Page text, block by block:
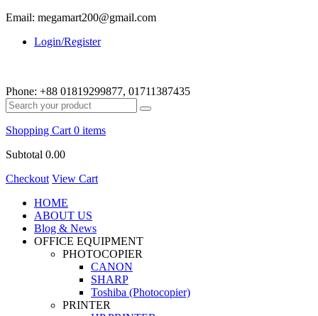
Email: megamart200@gmail.com
Login/Register
Phone: +88 01819299877, 01711387435
Shopping Cart 0 items
Subtotal 0.00
Checkout View Cart
HOME
ABOUT US
Blog & News
OFFICE EQUIPMENT
PHOTOCOPIER
CANON
SHARP
Toshiba (Photocopier)
PRINTER